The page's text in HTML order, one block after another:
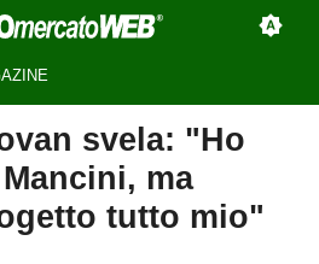
svela: "Ho
ma
tutto mio"